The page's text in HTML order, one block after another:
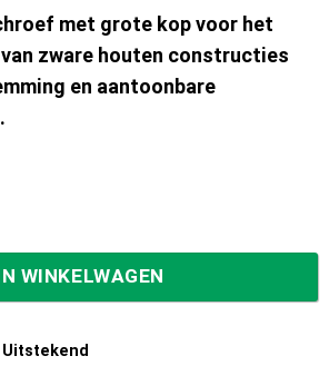
met grote kop voor het
zware houten constructies
en aantoonbare
verzinkt 8.0x260/80mm
WINKELWAGEN
Uitstekend